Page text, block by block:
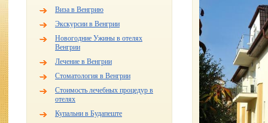
Виза в Венгрию
Экскурсии в Венгрии
Новогодние Ужины в отелях
Венгрии
Лечение в Венгрии
Стоматология в Венгрии
Стоимость лечебных процедур в
отелях
Купальни в Будапеште